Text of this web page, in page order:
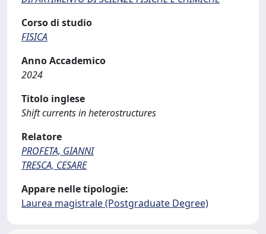
Corso di studio
FISICA
Anno Accademico
2024
Titolo inglese
Shift currents in heterostructures
Relatore
PROFETA, GIANNI
TRESCA, CESARE
Appare nelle tipologie:
Laurea magistrale (Postgraduate Degree)